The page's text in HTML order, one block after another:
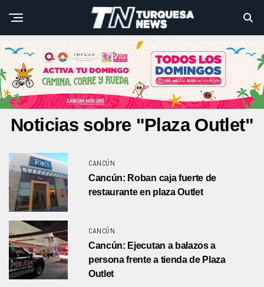
Noticias sobre "Plaza Outlet"
CANCÚN
Cancún: Roban caja fuerte de
restaurante en plaza Outlet
CANCÚN
Cancún: Ejecutan a balazos a
persona frente a tienda de Plaza
Outlet